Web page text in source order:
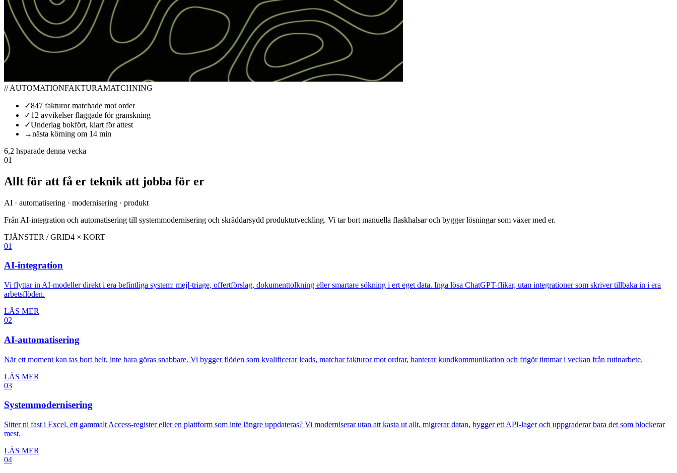
// AUTOMATIONFAKTURAMATCHNING
✓847 fakturor matchade mot order
✓12 avvikelser flaggade för granskning
✓Underlag bokfört, klart för attest
→nästa körning om 14 min
6,2 hsparade denna vecka
01
Allt för att få er teknik att jobba för er
AI · automatisering · modernisering · produkt
Från AI-integration och automatisering till systemmodernisering och skräddarsydd produktutveckling. Vi tar bort manuella flaskhalsar och bygger lösningar som växer med er.
TJÄNSTER / GRID4 × KORT
01
AI-integration
Vi flyttar in AI-modeller direkt i era befintliga system: mejl-triage, offertförslag, dokumenttolkning eller smartare sökning i ert eget data. Inga lösa ChatGPT-flikar, utan integrationer som skriver tillbaka in i era
arbetsflöden.
LÄS MER
02
AI-automatisering
När ett moment kan tas bort helt, inte bara göras snabbare. Vi bygger flöden som kvalificerar leads, matchar fakturor mot ordrar, hanterar kundkommunikation och frigör timmar i veckan från rutinarbete.
LÄS MER
03
Systemmodernisering
Sitter ni fast i Excel, ett gammalt Access-register eller en plattform som inte längre uppdateras? Vi moderniserar utan att kasta ut allt, migrerar datan, bygger ett API-lager och uppgraderar bara det som blockerar
mest.
LÄS MER
04